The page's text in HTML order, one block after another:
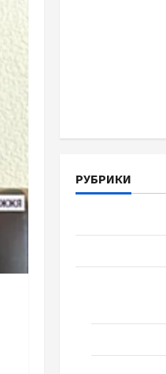
РУБРИКИ